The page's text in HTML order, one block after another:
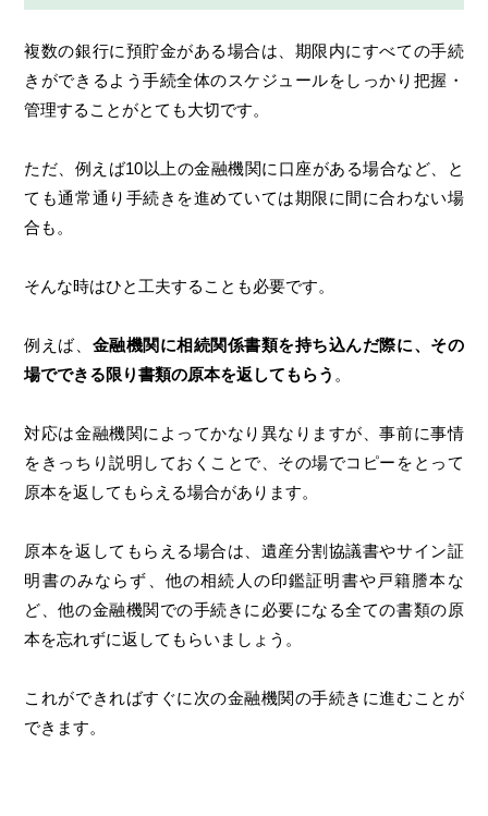
複数の銀行に預貯金がある場合は、期限内にすべての手続
きができるよう手続全体のスケジュールをしっかり把握・
管理することがとても大切です。
ただ、例えば10以上の金融機関に口座がある場合など、と
ても通常通り手続きを進めていては期限に間に合わない場
合も。
そんな時はひと工夫することも必要です。
例えば、 金融機関に相続関係書類を持ち込んだ際に、その
場でできる限り書類の原本を返してもらう 。
対応は金融機関によってかなり異なりますが、事前に事情
をきっちり説明しておくことで、その場でコピーをとって
原本を返してもらえる場合があります。
原本を返してもらえる場合は、遺産分割協議書やサイン証
明書のみならず、他の相続人の印鑑証明書や戸籍謄本な
ど、他の金融機関での手続きに必要になる全ての書類の原
本を忘れずに返してもらいましょう。
これができればすぐに次の金融機関の手続きに進むことが
できます。